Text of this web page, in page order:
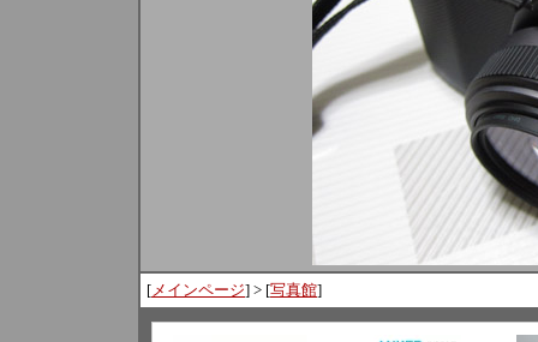
[メインページ] > [写真館]